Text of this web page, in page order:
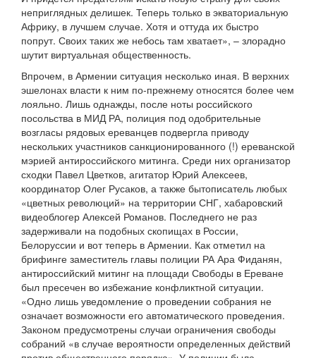
неприглядных делишек. Теперь только в экваториальную
Африку, в лучшем случае. Хотя и оттуда их быстро
попрут. Своих таких же небось там хватает», – злорадно
шутит виртуальная общественность.
Впрочем, в Армении ситуация несколько иная. В верхних
эшелонах власти к ним по-прежнему относятся более чем
лояльно. Лишь однажды, после ноты российского
посольства в МИД РА, полиция под одобрительные
возгласы рядовых ереванцев подвергла приводу
нескольких участников санкционированного (!) ереванской
мэрией антироссийского митинга. Среди них организатор
сходки Павел Цветков, агитатор Юрий Алексеев,
координатор Олег Русаков, а также бытописатель любых
«цветных революций» на территории СНГ, хабаровский
видеоблогер Алексей Романов. Последнего не раз
задерживали на подобных скопищах в России,
Белоруссии и вот теперь в Армении. Как отметил на
брифинге заместитель главы полиции РА Ара Фиданян,
антироссийский митинг на площади Свободы в Ереване
был пресечен во избежание конфликтной ситуации.
«Одно лишь уведомление о проведении собрания не
означает возможности его автоматического проведения.
Законом предусмотрены случаи ограничения свободы
собраний «в случае вероятности определенных действий